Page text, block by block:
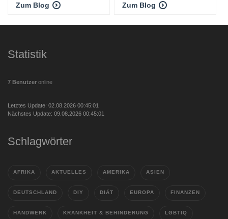
Zum Blog Zum Blog
Statistik
7 Benutzer online
Letztes Update: 02.08.2026 00:45:01
Nächstes Update: 09.08.2026 00:45:01
Schlagwörter
AFRIKA AKTUELLES AMERIKA ASIEN
DEUTSCHLAND DIY DIÄT EUROPA FINANZEN
HANDWERK KRANKHEIT & BEHINDERUNG LGBTIQ